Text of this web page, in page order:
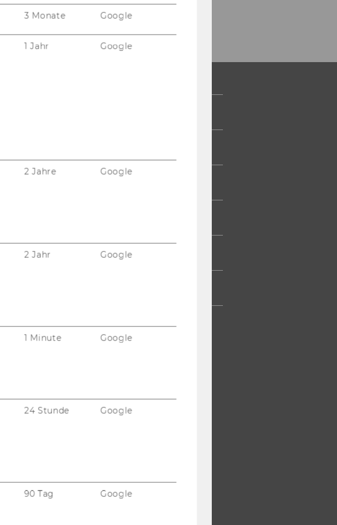
MITARBEITENDE
3 Monate Google
1 Jahr Google
2 Jahre Google
2 Jahr Google
1 Minute Google
24 Stunde Google
90 Tag Google